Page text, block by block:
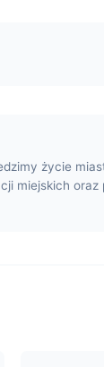
życie
miejskich oraz